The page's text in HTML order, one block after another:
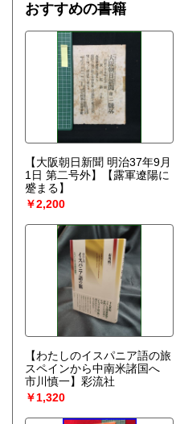
おすすめの書籍
【大阪朝日新聞 明治37年9月
1日 第二号外】【露軍遼陽に
蹙まる】
￥2,200
【わたしのイスパニア語の旅
スペインから中南米諸国へ
市川慎一】彩流社
￥1,320